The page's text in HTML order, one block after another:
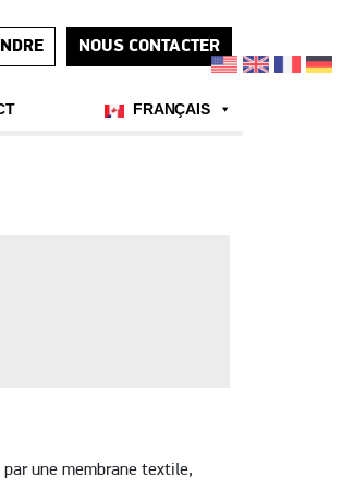
NOUS CONTACTER
FRANÇAIS
une membrane textile,